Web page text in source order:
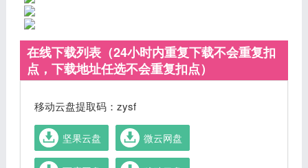
在线下载列表（24小时内重复下载不会重复扣
点，下载地址任选不会重复扣点）
移动云盘提取码：zysf
坚果云盘 微云网盘